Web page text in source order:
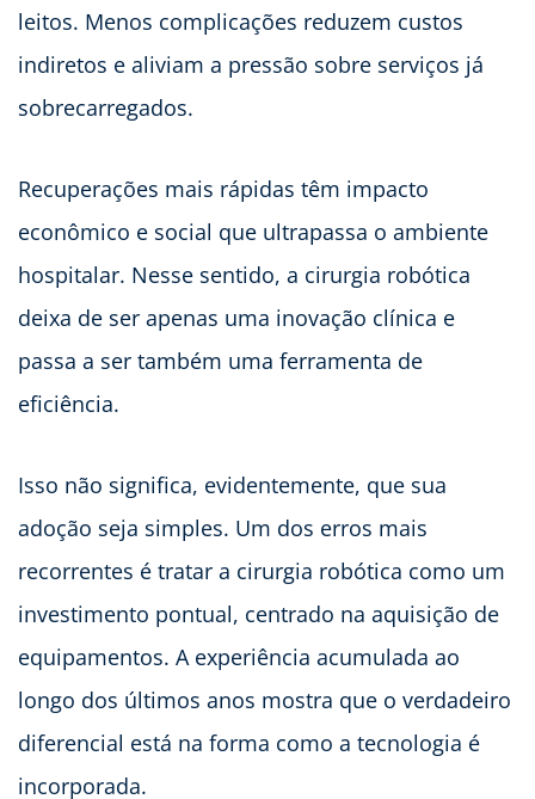
leitos. Menos complicações reduzem custos
indiretos e aliviam a pressão sobre serviços já
sobrecarregados.
Recuperações mais rápidas têm impacto
econômico e social que ultrapassa o ambiente
hospitalar. Nesse sentido, a cirurgia robótica
deixa de ser apenas uma inovação clínica e
passa a ser também uma ferramenta de
eficiência.
Isso não significa, evidentemente, que sua
adoção seja simples. Um dos erros mais
recorrentes é tratar a cirurgia robótica como um
investimento pontual, centrado na aquisição de
equipamentos. A experiência acumulada ao
longo dos últimos anos mostra que o verdadeiro
diferencial está na forma como a tecnologia é
incorporada.